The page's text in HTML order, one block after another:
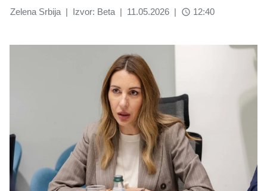
Zelena Srbija | Izvor: Beta | 11.05.2026 | access_time 12:40